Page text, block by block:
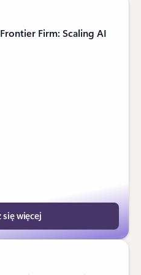
Firm: Scaling AI
się więcej